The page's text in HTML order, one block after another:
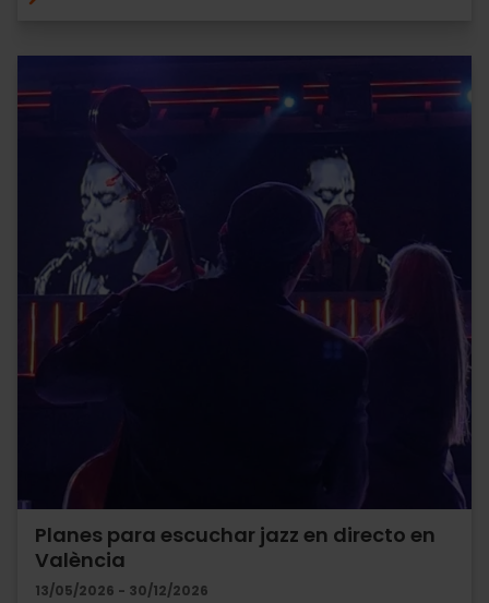
Planes para escuchar jazz en directo en
València
13/05/2026 - 30/12/2026